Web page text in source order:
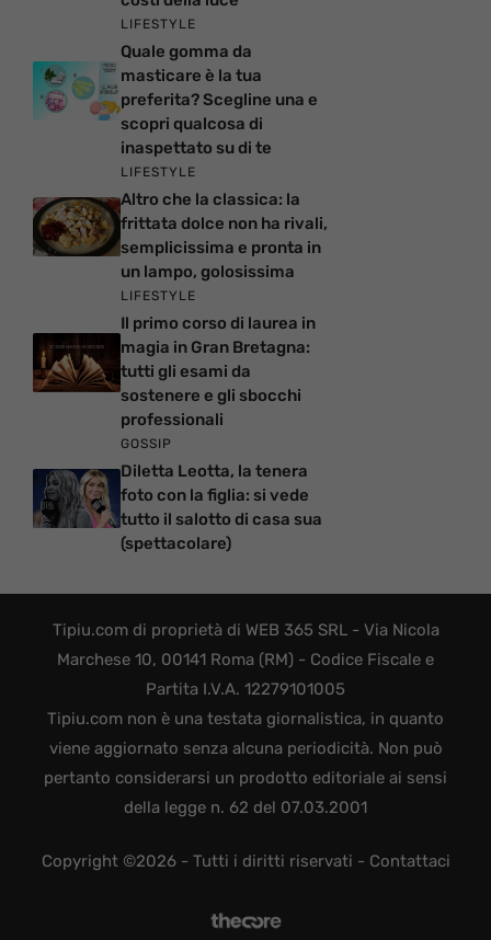
LIFESTYLE
Quale gomma da
masticare è la tua
preferita? Scegline una e
scopri qualcosa di
inaspettato su di te
LIFESTYLE
Altro che la classica: la
frittata dolce non ha rivali,
semplicissima e pronta in
un lampo, golosissima
LIFESTYLE
Il primo corso di laurea in
magia in Gran Bretagna:
tutti gli esami da
sostenere e gli sbocchi
professionali
GOSSIP
Diletta Leotta, la tenera
foto con la figlia: si vede
tutto il salotto di casa sua
(spettacolare)
Tipiu.com di proprietà di WEB 365 SRL - Via Nicola
Marchese 10, 00141 Roma (RM) - Codice Fiscale e
Partita I.V.A. 12279101005
Tipiu.com non è una testata giornalistica, in quanto
viene aggiornato senza alcuna periodicità. Non può
pertanto considerarsi un prodotto editoriale ai sensi
della legge n. 62 del 07.03.2001
Copyright ©2026 - Tutti i diritti riservati - Contattaci